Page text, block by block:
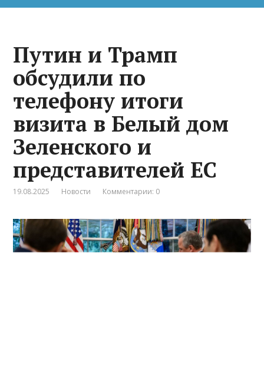
Путин и Трамп
обсудили по
телефону итоги
визита в Белый дом
Зеленского и
представителей ЕС
19.08.2025 Новости Комментарии: 0